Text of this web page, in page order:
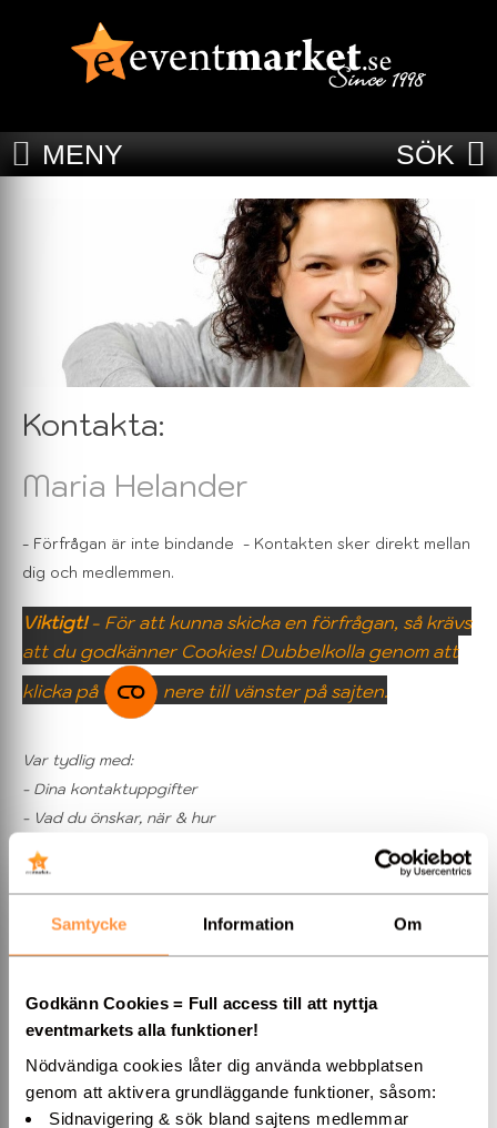
Samtycke Information Om
Godkänn Cookies = Full access till att nyttja
eventmarkets alla funktioner!
Nödvändiga cookies låter dig använda webbplatsen
genom att aktivera grundläggande funktioner, såsom:
Sidnavigering & sök bland sajtens medlemmar
MENY SÖK
Kontakta:
Maria Helander
- Förfrågan är inte bindande - Kontakten sker direkt mellan
dig och medlemmen.
Viktigt!- För att kunna skicka en förfrågan, så krävs
att du godkänner Cookies! Dubbelkolla genom att
klicka på
nere till vänster på sajten.
Var tydlig med:
- Dina kontaktuppgifter
- Vad du önskar, när & hur
- B
- antal gäster...
OBS!Detta formulär får INTEnyttjas för reklam eller andra
säljerbjudanden!
Företag (alt. privat)